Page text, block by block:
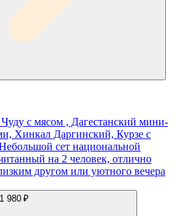
с мясом , Дагестанский мини-
Хинкал Даргинский, Курзе с
сет национальной
на 2 человек, отлично
другом или уютного вечера
1 980 ₽